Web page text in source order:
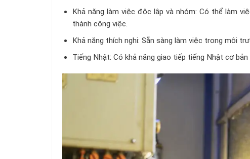
Khả năng làm việc độc lập và nhóm: Có thể làm
thành công việc.
Khả năng thích nghi: Sẵn sàng làm việc trong môi
Tiếng Nhật: Có khả năng giao tiếp tiếng Nhật cơ